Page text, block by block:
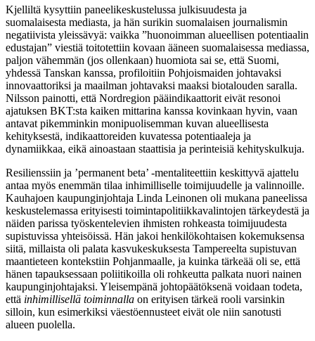
Kjelliltä kysyttiin paneelikeskustelussa julkisuudesta ja
suomalaisesta mediasta, ja hän surikin suomalaisen journalismin
negatiivista yleissävyä: vaikka ”huonoimman alueellisen potentiaalin
edustajan” viestiä toitotettiin kovaan ääneen suomalaisessa mediassa,
paljon vähemmän (jos ollenkaan) huomiota sai se, että Suomi,
yhdessä Tanskan kanssa, profiloitiin Pohjoismaiden johtavaksi
innovaattoriksi ja maailman johtavaksi maaksi biotalouden saralla.
Nilsson painotti, että Nordregion pääindikaattorit eivät resonoi
ajatuksen BKT:sta kaiken mittarina kanssa kovinkaan hyvin, vaan
antavat pikemminkin monipuolisemman kuvan alueellisesta
kehityksestä, indikaattoreiden kuvatessa potentiaaleja ja
dynamiikkaa, eikä ainoastaan staattisia ja perinteisiä kehityskulkuja.
Resilienssiin ja ’permanent beta’ -mentaliteettiin keskittyvä ajattelu
antaa myös enemmän tilaa inhimilliselle toimijuudelle ja valinnoille.
Kauhajoen kaupunginjohtaja Linda Leinonen oli mukana paneelissa
keskustelemassa erityisesti toimintapolitiikkavalintojen tärkeydestä ja
näiden parissa työskentelevien ihmisten rohkeasta toimijuudesta
supistuvissa yhteisöissä. Hän jakoi henkilökohtaisen kokemuksensa
siitä, millaista oli palata kasvukeskuksesta Tampereelta supistuvan
maantieteen kontekstiin Pohjanmaalle, ja kuinka tärkeää oli se, että
hänen tapauksessaan poliitikoilla oli rohkeutta palkata nuori nainen
kaupunginjohtajaksi. Yleisempänä johtopäätöksenä voidaan todeta,
että inhimillisellä toiminnalla on erityisen tärkeä rooli varsinkin
silloin, kun esimerkiksi väestöennusteet eivät ole niin sanotusti
alueen puolella.